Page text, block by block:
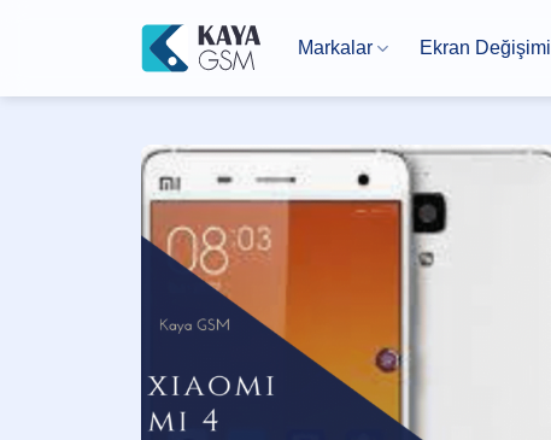
Markalar Ekran Değişimi